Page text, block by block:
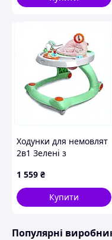
Кольори в
Схожі товари за
Ходунки для немовлят
2в1 Зелені з
роликами, E185373X6
1 559 ₴
Купити
Популярні